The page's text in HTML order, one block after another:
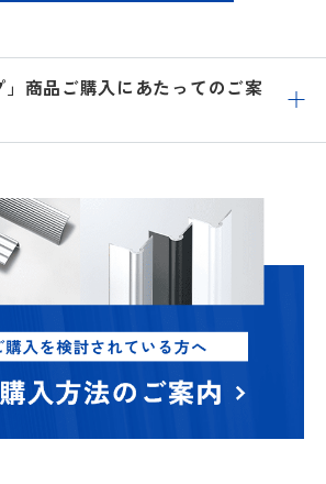
」商品ご購入にあたってのご案